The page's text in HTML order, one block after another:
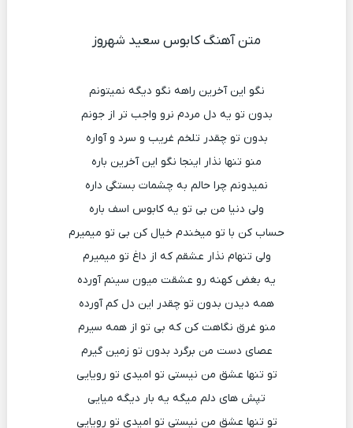
متن آهنگ کابوس سعید شهروز
نگو این آخرین راهه نگو دیگه نمیتونم
بدون تو یه دل مردم نرو واجب تر از جونم
بدون تو چقدر تلخم غریب و سرد و آواره
منو تنها نذار اینجا نگو این آخرین باره
نمیدونم چرا حالم به چشمات بستگی داره
ولی دنیا من بی تو یه کابوس اسف باره
حساب کن با تو میخندم خیال کن بی تو میمیرم
ولی تنهام نذار عشقم که از داغ تو میمیرم
یه بغض کهنه رو عشقت میون سینم آورده
همه دیدن بدون تو چقدر این دل کم آورده
منو غرق نگاهت کن که بی تو از همه سیرم
عصای دست من برگرد بدون تو زمین گیرم
تو تنها عشق من نیستی تو امیدی تو رویایی
تپش های دلم میگه یه بار دیگه میایی
تو تنها عشق من نیستی تو امیدی تو رویایی